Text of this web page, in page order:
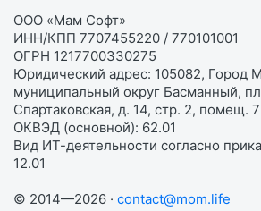
ООО «Мам Софт»
ИНН/КПП 7707455220 / 770101001
ОГРН 1217700330275
Юридический адрес: 105082, Город
муниципальный округ Басманный, пл
Спартаковская, д. 14, стр. 2, помещ.
ОКВЭД (основной): 62.01
Вид ИТ-деятельности согласно
12.01
© 2014—2026 · contact@mom.life